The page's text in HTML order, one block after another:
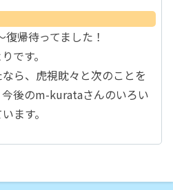
帰待ってました！
です。
ら、虎視眈々と次のことを
後のm-kurataさんのいろい
ます。